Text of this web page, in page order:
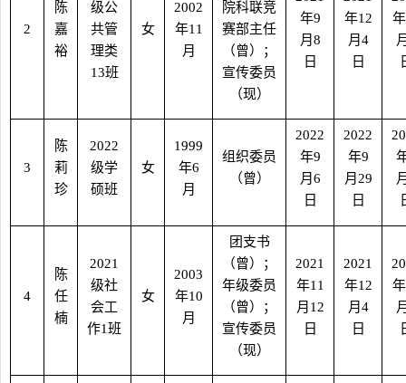
2
陈
嘉
裕
级公
共管
理类
13班
女
2002
年11
月
院科联竞
赛部主任
（曾）；
宣传委员
（现）
年9
月8
日
年12
月4
日
年
3
陈
莉
珍
2022
级学
硕班
女
1999
年6
月
组织委员
（曾）
2022
年9
月6
日
2022
年9
月 29
日
4
陈
任
楠
2021
级社
会工
作1班
女
2003
年10
月
团支书
（曾）；
年级委员
（曾）；
宣传委员
（现）
2021
年11
月 12
日
2021
年12
月4
日
年